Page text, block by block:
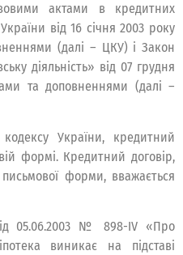
актами в кредитних
від 16 січня 2003 року
(далі – ЦКУ) і Закон
діяльність» від 07 грудня
та доповненнями (далі –
кодексу України, кредитний
формі. Кредитний договір,
форми, вважається
05.06.2003 № 898-ІV «Про
виникає на підставі